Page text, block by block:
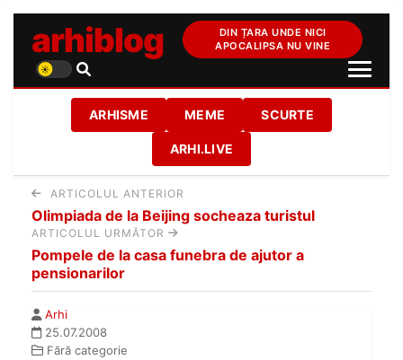
arhiblog
DIN ȚARA UNDE NICI
APOCALIPSA NU VINE
ARHISME MEME SCURTE
ARHI.LIVE
ARTICOLUL ANTERIOR
Olimpiada de la Beijing socheaza turistul
ARTICOLUL URMĂTOR
Pompele de la casa funebra de ajutor a
pensionarilor
Arhi
25.07.2008
Fără categorie